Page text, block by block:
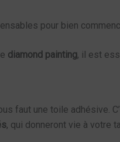
pour bien
diamond painting, il est
faut une toile adhésive.
, qui donneront vie à votre